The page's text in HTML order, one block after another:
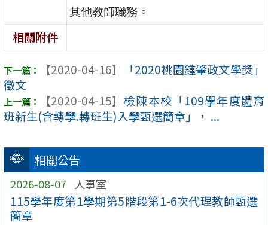
相關公告
2026-08-07 人事室
115學年度第1學期第5階段第1-6次代理教師甄選
簡章
其他教師職務。
相關附件
【2020-04-16】
「2020桃園鍾肇政文學獎」
徵文
【2020-04-15】 檢陳本校「109學年度體育
班新生(含轉學.轉班生)入學甄選簡章」， ...